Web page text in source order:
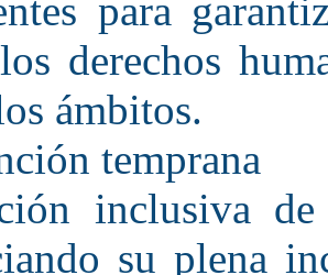
para
derechos
ámbitos.
temprana
inclusiva
su plena